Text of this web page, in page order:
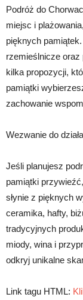
Podróż do
miejsc i
pięknych
rzemieślnicze oraz
kilka propozycji,
pamiątki
zachowanie
Wezwanie do
Jeśli planujesz
pamiątki
słynie z pięknych
ceramika, hafty,
tradycyjnych
miody, wina i
odkryj unikalne
Link tagu HTML: